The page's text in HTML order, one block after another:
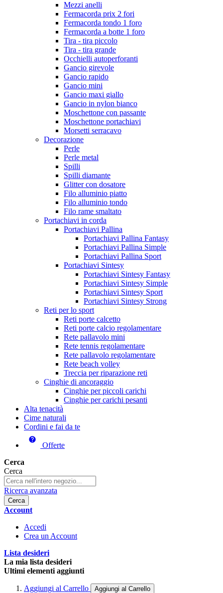
Mezzi anelli
Fermacorda prix 2 fori
Fermacorda tondo 1 foro
Fermacorda a botte 1 foro
Tira - tira piccolo
Tira - tira grande
Occhielli autoperforanti
Gancio girevole
Gancio rapido
Gancio mini
Gancio maxi giallo
Gancio in nylon bianco
Moschettone con passante
Moschettone portachiavi
Morsetti serracavo
Decorazione
Perle
Perle metal
Spilli
Spilli diamante
Glitter con dosatore
Filo alluminio piatto
Filo alluminio tondo
Filo rame smaltato
Portachiavi in corda
Portachiavi Pallina
Portachiavi Pallina Fantasy
Portachiavi Pallina Simple
Portachiavi Pallina Sport
Portachiavi Sintesy
Portachiavi Sintesy Fantasy
Portachiavi Sintesy Simple
Portachiavi Sintesy Sport
Portachiavi Sintesy Strong
Reti per lo sport
Reti porte calcetto
Reti porte calcio regolamentare
Rete pallavolo mini
Rete tennis regolamentare
Rete pallavolo regolamentare
Rete beach volley
Treccia per riparazione reti
Cinghie di ancoraggio
Cinghie per piccoli carichi
Cinghie per carichi pesanti
Alta tenacità
Cime naturali
Cordini e fai da te
Offerte
Cerca
Cerca
Ricerca avanzata
Cerca
Account
Accedi
Crea un Account
Lista desideri
La mia lista desideri
Ultimi elementi aggiunti
Aggiungi al Carrello Aggiungi al Carrello